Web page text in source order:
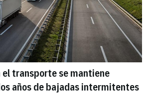
el transporte se mantiene
años de bajadas intermitentes